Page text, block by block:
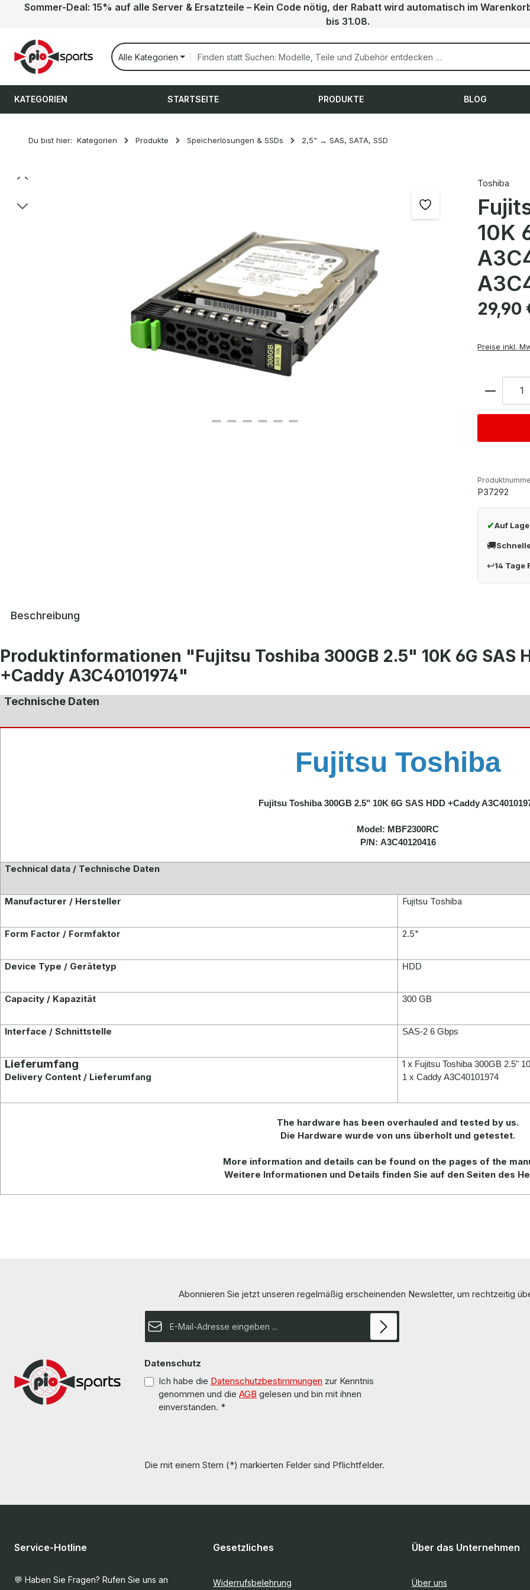
Hauptinhalt springen
Zur Suche springen
Zur Hauptnavigation springen
Sommer-Deal: 15% auf alle Server & Ersatzteile – Kein Code nötig, der Rabatt wird automatisch im
bis 31.08.
Alle Kategorien
KATEGORIEN STARTSEITE PRODUKTE BLOG
Du bist hier: Kategorien Produkte Speicherlösungen & SSDs 2,5" → SAS, SATA, SSD
Bildergalerie überspringen Toshiba
10K
Regulärer
29,90
Preise inkl.
Anzahl
P37292
✔Auf
🚚
↩14 Tage
Beschreibung
Produktinformationen "Fujitsu Toshiba 300GB 2.5" 10K 6G SAS
+Caddy A3C40101974"
Technische Daten
Fujitsu Toshiba
Fujitsu Toshiba 300GB 2.5" 10K 6G SAS HDD +Caddy
Model: MBF2300RC
P/N: A3C40120416
Technical data / Technische Daten
Manufacturer / Hersteller Fujitsu Toshiba
Form Factor / Formfaktor 2.5"
Device Type / Gerätetyp HDD
Capacity / Kapazität 300 GB
Interface / Schnittstelle SAS-2 6 Gbps
Lieferumfang
Delivery Content / Lieferumfang
1 x Fujitsu Toshiba 300GB 2.5"
1 x Caddy A3C40101974
The hardware has been overhauled and tested by us.
Die Hardware wurde von uns überholt und getestet.
More information and details can be found on the pages of the
Weitere Informationen und Details finden Sie auf den Seiten des
Abonnieren Sie jetzt unseren regelmäßig erscheinenden Newsletter, um rechtzeitig
E-Mail-Adresse*
Datenschutz
Ich habe die Datenschutzbestimmungen zur Kenntnis
genommen und die AGB gelesen und bin mit ihnen
einverstanden. *
Die mit einem Stern (*) markierten Felder sind Pflichtfelder.
Service-Hotline
💬 Haben Sie Fragen? Rufen Sie uns an
Gesetzliches
Widerrufsbelehrung
Über das Unternehmen
Über uns